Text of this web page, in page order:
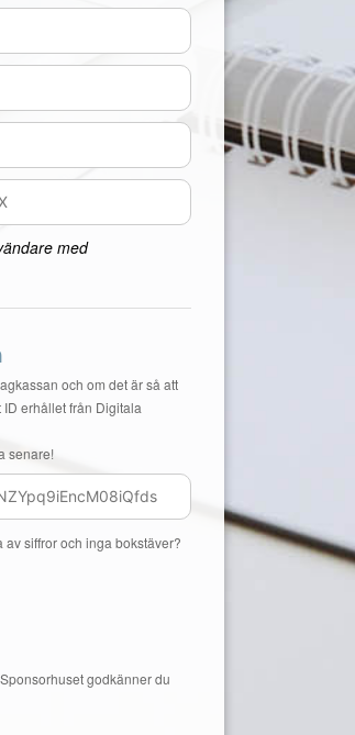
med
och om det är så att
erhållet från Digitala
senare!
siffror och inga bokstäver?
godkänner du